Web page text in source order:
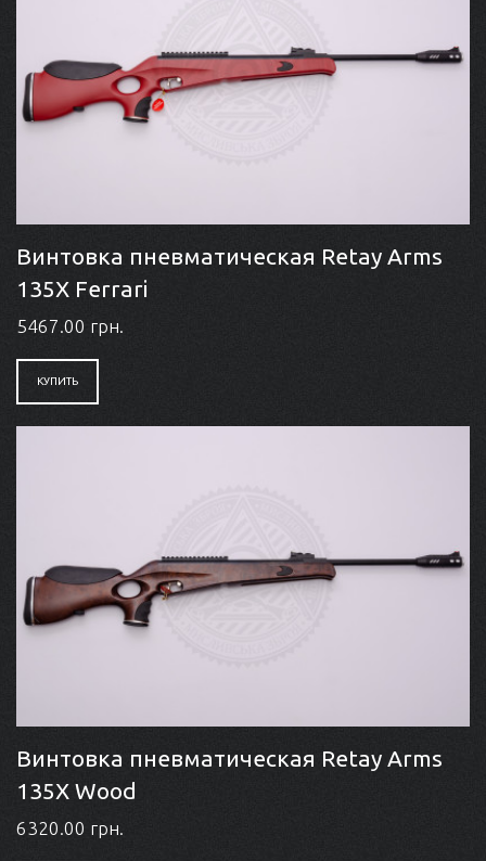
Винтовка пневматическая Retay Arms
135X Ferrari
5467.00 грн.
КУПИТЬ
Винтовка пневматическая Retay Arms
135X Wood
6320.00 грн.